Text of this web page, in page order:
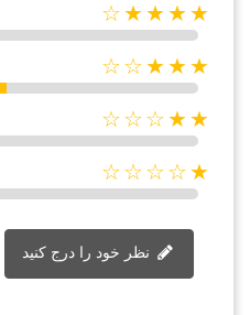
★★★★☆
★★★☆☆
★★☆☆☆
★☆☆☆☆